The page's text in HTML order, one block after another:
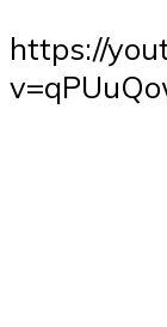
https://